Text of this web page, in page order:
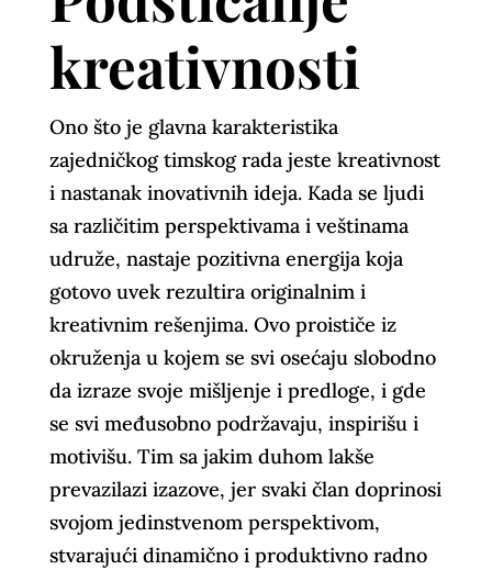
kreativnosti
Ono što je glavna karakteristika
zajedničkog timskog rada jeste kreativnost
i nastanak inovativnih ideja. Kada se ljudi
sa različitim perspektivama i veštinama
udruže, nastaje pozitivna energija koja
gotovo uvek rezultira originalnim i
kreativnim rešenjima. Ovo proističe iz
okruženja u kojem se svi osećaju slobodno
da izraze svoje mišljenje i predloge, i gde
se svi međusobno podržavaju, inspirišu i
motivišu. Tim sa jakim duhom lakše
prevazilazi izazove, jer svaki član doprinosi
svojom jedinstvenom perspektivom,
stvarajući dinamično i produktivno radno